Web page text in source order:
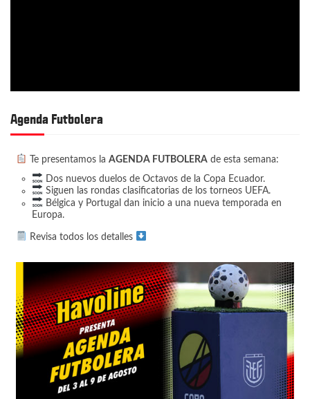
Agenda Futbolera
Te presentamos la AGENDA FUTBOLERAde esta semana:
Dos nuevos duelos de Octavos de la Copa Ecuador.
Siguen las rondas clasificatorias de los torneos UEFA.
Bélgica y Portugal dan inicio a una nueva temporada en
Europa.
Revisa todos los detalles